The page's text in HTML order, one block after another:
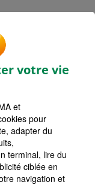
votre vie
et
pour
adapter du
terminal, lire du
ciblée en
navigation et